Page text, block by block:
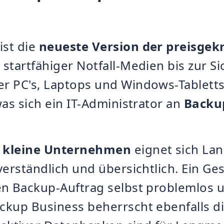
die neueste Version der
Notfall-Medien bis zur
PC's, Laptops und Windows-
sich ein IT-Administrator an
Unternehmen eignet sich
und übersichtlich. Ein
Backup-Auftrag selbst problemlos
Business beherrscht ebenfalls